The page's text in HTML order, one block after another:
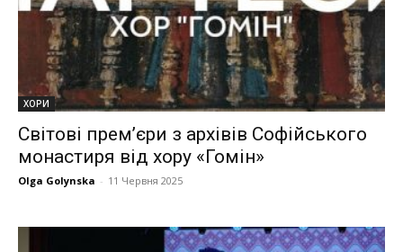
ХОРИ
Світові премʼєри з архівів Софійського
монастиря від хору «Гомін»
Olga Golynska - 11 Червня 2025